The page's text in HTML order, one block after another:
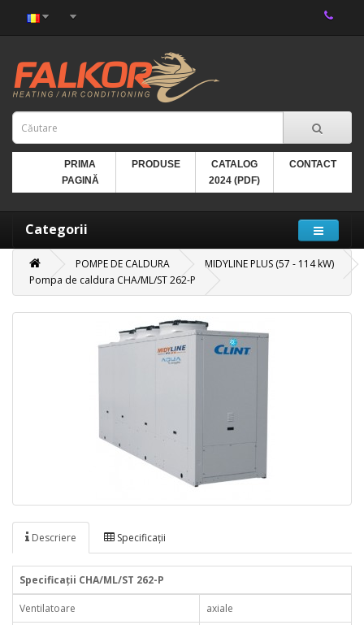
PRIMA
PAGINĂ
PRODUSE
CATALOG
2024 (PDF)
CONTACT
Categorii
POMPE DE CALDURA
MIDYLINE PLUS (57 - 114 kW)
Pompa de caldura CHA/ML/ST 262-P
Descriere Specificaţii
Specificaţii CHA/ML/ST 262-P
Ventilatoare
axiale